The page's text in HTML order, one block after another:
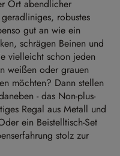
Ort abendlicher
robustes
gut an wie ein
schrägen Beinen und
vielleicht schon jeden
weißen oder grauen
möchten? Dann stellen
- das Non-plus-
Regal aus Metall und
ein Beistelltisch-Set
stolz zur